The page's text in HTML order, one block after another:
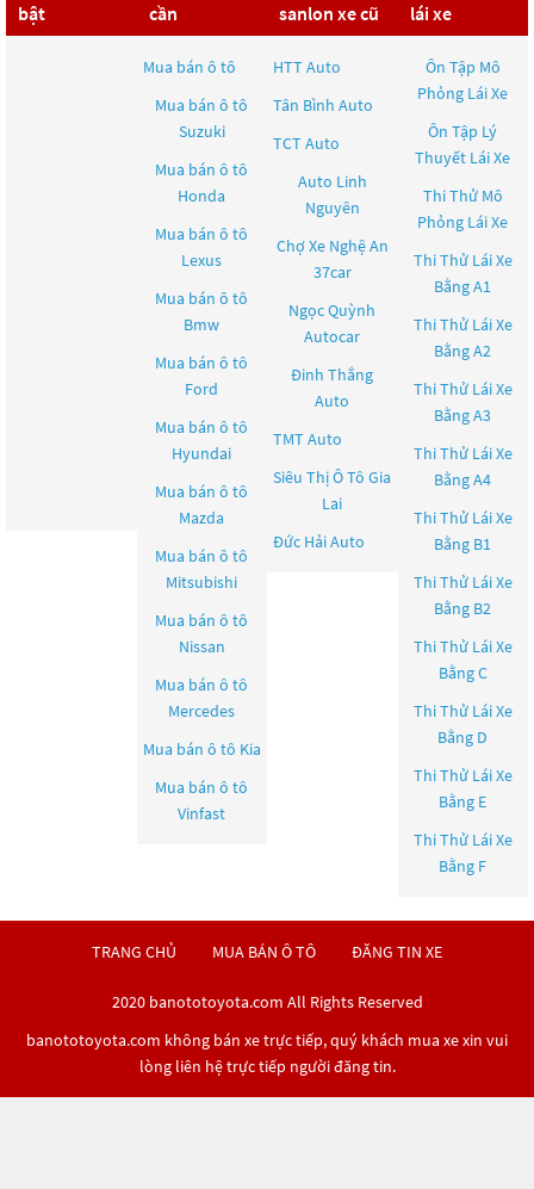
bật
cần
Mua bán ô tô
Mua bán ô tô
Suzuki
Mua bán ô tô
Honda
Mua bán ô tô
Lexus
Mua bán ô tô
Bmw
Mua bán ô tô
Ford
Mua bán ô tô
Hyundai
Mua bán ô tô
Mazda
Mua bán ô tô
Mitsubishi
Mua bán ô tô
Nissan
Mua bán ô tô
Mercedes
Mua bán ô tô Kia
Mua bán ô tô
Vinfast
sanlon xe cũ
HTT Auto
Tân Bình Auto
TCT Auto
Auto Linh
Nguyên
Chợ Xe Nghệ An
37car
Ngọc Quỳnh
Autocar
Đinh Thắng
Auto
TMT Auto
Siêu Thị Ô Tô Gia
Lai
Đức Hải Auto
lái xe
Ôn Tập Mô
Phỏng Lái Xe
Ôn Tập Lý
Thuyết Lái Xe
Thi Thử Mô
Phỏng Lái Xe
Thi Thử Lái Xe
Bằng A1
Thi Thử Lái Xe
Bằng A2
Thi Thử Lái Xe
Bằng A3
Thi Thử Lái Xe
Bằng A4
Thi Thử Lái Xe
Bằng B1
Thi Thử Lái Xe
Bằng B2
Thi Thử Lái Xe
Bằng C
Thi Thử Lái Xe
Bằng D
Thi Thử Lái Xe
Bằng E
Thi Thử Lái Xe
Bằng F
TRANG CHỦ MUA BÁN Ô TÔ ĐĂNG TIN XE
2020 banototoyota.com All Rights Reserved
banototoyota.com không bán xe trực tiếp, quý khách mua xe xin vui
lòng liên hệ trực tiếp người đăng tin.